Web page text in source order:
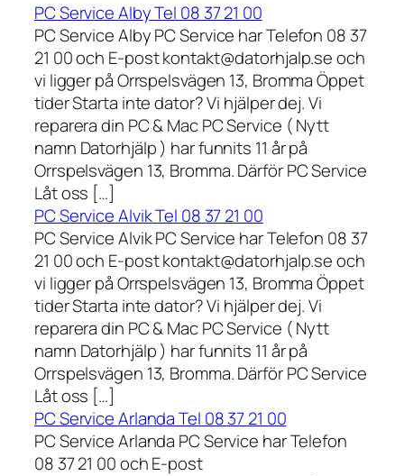
PC Service Alby Tel 08 37 21 00
PC Service Alby PC Service har Telefon 08 37
21 00 och E-post kontakt@datorhjalp.se och
vi ligger på Orrspelsvägen 13, Bromma Öppet
tider Starta inte dator? Vi hjälper dej. Vi
reparera din PC & Mac PC Service ( Nytt
namn Datorhjälp ) har funnits 11 år på
Orrspelsvägen 13, Bromma. Därför PC Service
Låt oss […]
PC Service Alvik Tel 08 37 21 00
PC Service Alvik PC Service har Telefon 08 37
21 00 och E-post kontakt@datorhjalp.se och
vi ligger på Orrspelsvägen 13, Bromma Öppet
tider Starta inte dator? Vi hjälper dej. Vi
reparera din PC & Mac PC Service ( Nytt
namn Datorhjälp ) har funnits 11 år på
Orrspelsvägen 13, Bromma. Därför PC Service
Låt oss […]
PC Service Arlanda Tel 08 37 21 00
PC Service Arlanda PC Service har Telefon
08 37 21 00 och E-post